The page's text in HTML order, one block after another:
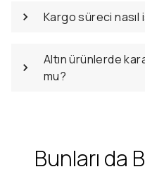
Kargo süreci nasıl
Altın ürünlerde
mu?
Bunları da